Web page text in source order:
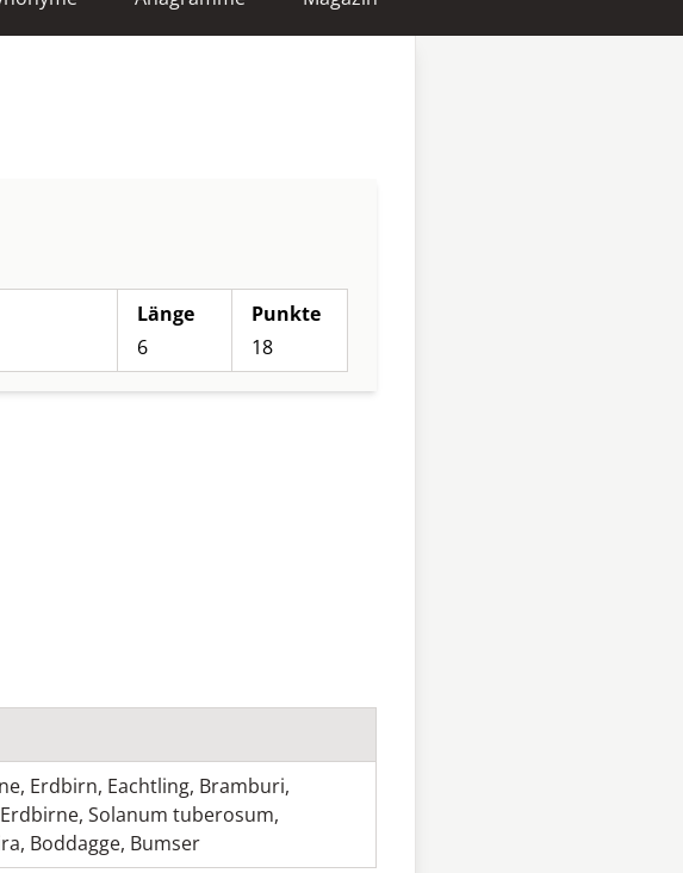
Länge
6
Punkte
18
, Erdbirn, Eachtling, Bramburi,
Erdbirne, Solanum tuberosum,
, Boddagge, Bumser